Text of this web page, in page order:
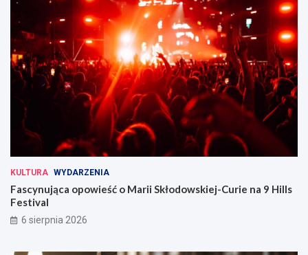
KULTURA WYDARZENIA
Fascynująca opowieść o Marii Skłodowskiej-Curie na 9 Hills
Festival
6 sierpnia 2026